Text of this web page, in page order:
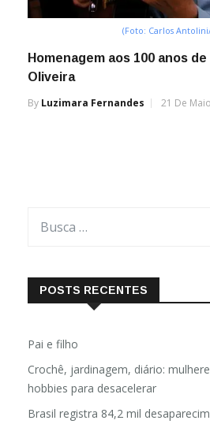
(Foto: Carlos
Homenagem aos 100 anos
Oliveira
By Luzimara Fernandes 21 De
POSTS RECENTES
Pai e filho
Crochê, jardinagem, diário:
hobbies para desacelerar
Brasil registra 84,2 mil